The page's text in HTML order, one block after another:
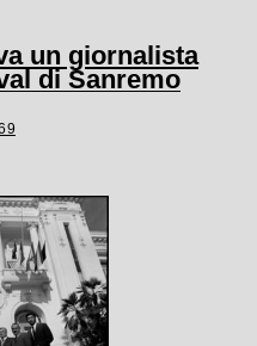
un giornalista
di Sanremo